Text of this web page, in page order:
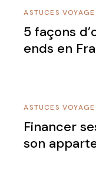
ASTUCES VOYAGE
5 façons
ends en
ASTUCES VOYAGE
Financer
son